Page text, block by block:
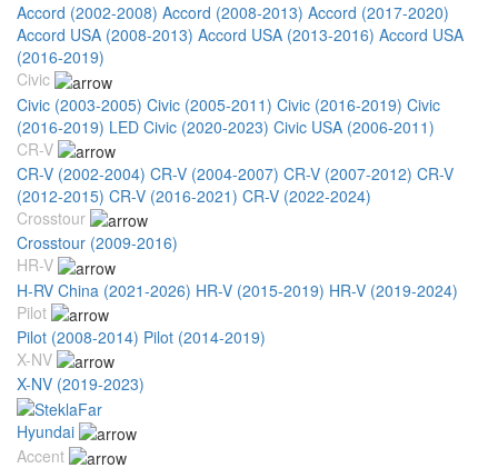
Accord (2002-2008) Accord (2008-2013) Accord (2017-2020)
Accord USA (2008-2013) Accord USA (2013-2016) Accord USA
(2016-2019)
Civic
Civic (2003-2005) Civic (2005-2011) Civic (2016-2019) Civic
(2016-2019) LED Civic (2020-2023) Civic USA (2006-2011)
CR-V
CR-V (2002-2004) CR-V (2004-2007) CR-V (2007-2012) CR-V
(2012-2015) CR-V (2016-2021) CR-V (2022-2024)
Crosstour
Crosstour (2009-2016)
HR-V
H-RV China (2021-2026) HR-V (2015-2019) HR-V (2019-2024)
Pilot
Pilot (2008-2014) Pilot (2014-2019)
X-NV
X-NV (2019-2023)
Hyundai
Accent